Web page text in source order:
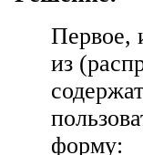
Первое,
из
форму: